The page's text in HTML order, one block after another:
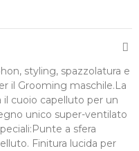
styling, spazzolatura e
il Grooming maschile.La
il cuoio capelluto per un
unico super-ventilato
a sfera
Finitura lucida per